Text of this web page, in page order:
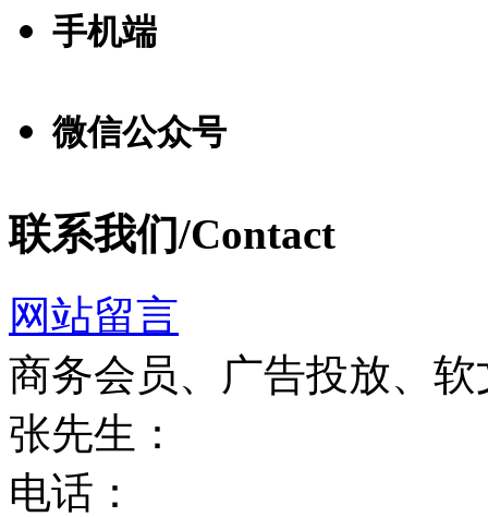
手机端
微信公众号
联系我们/Contact
网站留言
商务会员、广告投放、软
张先生：
电话：